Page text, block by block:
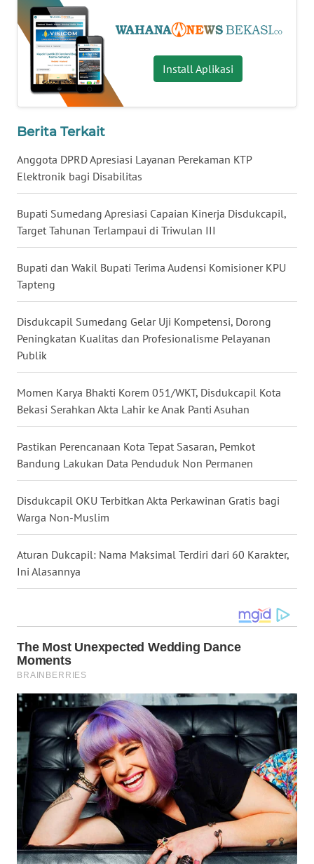
Install Aplikasi
Berita Terkait
Anggota DPRD Apresiasi Layanan Perekaman KTP
Elektronik bagi Disabilitas
Bupati Sumedang Apresiasi Capaian Kinerja Disdukcapil,
Target Tahunan Terlampaui di Triwulan III
Bupati dan Wakil Bupati Terima Audensi Komisioner KPU
Tapteng
Disdukcapil Sumedang Gelar Uji Kompetensi, Dorong
Peningkatan Kualitas dan Profesionalisme Pelayanan
Publik
Momen Karya Bhakti Korem 051/WKT, Disdukcapil Kota
Bekasi Serahkan Akta Lahir ke Anak Panti Asuhan
Pastikan Perencanaan Kota Tepat Sasaran, Pemkot
Bandung Lakukan Data Penduduk Non Permanen
Disdukcapil OKU Terbitkan Akta Perkawinan Gratis bagi
Warga Non-Muslim
Aturan Dukcapil: Nama Maksimal Terdiri dari 60 Karakter,
Ini Alasannya
WN
KALTARA
WN
WN
WN
WN
MALUKU
WN
MALUT
WN
DAIRI
WN
DANAU
WN
WN
SELATAN
WN
TANJUNG
LESUNG
WN
KARO
WN